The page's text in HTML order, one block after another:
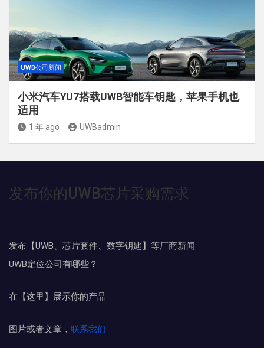
UWB公司新闻
小米汽车YU7搭载UWB智能车钥匙，苹果手机也
适用
1 年 ago UWBadmin
发布你的UWB芯片采购需求
发布【UWB、芯片套件、数字钥匙】等厂商新闻
UWB定位公司有哪些？
在【这里】展示你的产品
图片或者文章， 联系我们